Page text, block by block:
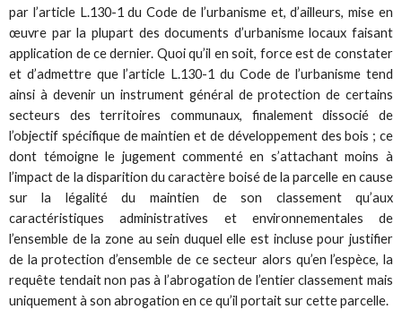
par l’article L.130-1 du Code de l’urbanisme et, d’ailleurs, mise en
œuvre par la plupart des documents d’urbanisme locaux faisant
application de ce dernier. Quoi qu’il en soit, force est de constater
et d’admettre que l’article L.130-1 du Code de l’urbanisme tend
ainsi à devenir un instrument général de protection de certains
secteurs des territoires communaux, finalement dissocié de
l’objectif spécifique de maintien et de développement des bois ; ce
dont témoigne le jugement commenté en s’attachant moins à
l’impact de la disparition du caractère boisé de la parcelle en cause
sur la légalité du maintien de son classement qu’aux
caractéristiques administratives et environnementales de
l’ensemble de la zone au sein duquel elle est incluse pour justifier
de la protection d’ensemble de ce secteur alors qu’en l’espèce, la
requête tendait non pas à l’abrogation de l’entier classement mais
uniquement à son abrogation en ce qu’il portait sur cette parcelle.